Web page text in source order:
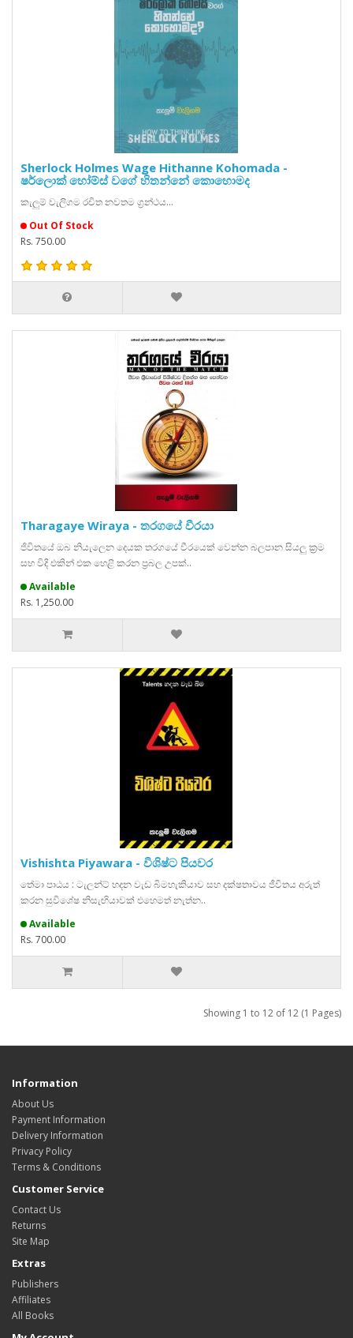
Sherlock Holmes Wage Hithanne Kohomada -
ෂර්ලොක් හෝම්ස් වගේ හිතන්නේ කොහොමද
කැලුම් වැලිගම රචිත නවතම ග්‍රන්ථය...
Out Of Stock
Rs. 750.00
Tharagaye Wiraya - තරගයේ වීරයා
ජිවිතයේ ඔබ නියැලෙන දෙයක තරගයේ වීරයෙක් වෙන්න බලපාන සියලු ක්‍රම
සහ විදි එකින් එක හෙළි කරන ප්‍රබල උපක්‍..
Available
Rs. 1,250.00
Vishishta Piyawara - විශිෂ්ට පියවර
තේමා පාඨය : ටැලන්ට් හදන වැඩ බිමහැකියාව සහ දක්ෂතාවය ජීවිතය අරුත්
කරන සුවිශේෂ නිසැඟියාවක් එහෙමත් නැත්න..
Available
Rs. 700.00
Showing 1 to 12 of 12 (1 Pages)
Information
About Us
Payment Information
Delivery Information
Privacy Policy
Terms & Conditions
Customer Service
Contact Us
Returns
Site Map
Extras
Publishers
Affiliates
All Books